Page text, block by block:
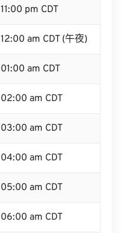
11:00 pm CDT
12:00 am CDT (午夜)
01:00 am CDT
02:00 am CDT
03:00 am CDT
04:00 am CDT
05:00 am CDT
06:00 am CDT